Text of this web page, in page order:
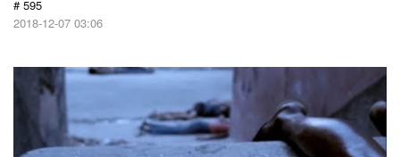
# 595
2018-12-07 03:06